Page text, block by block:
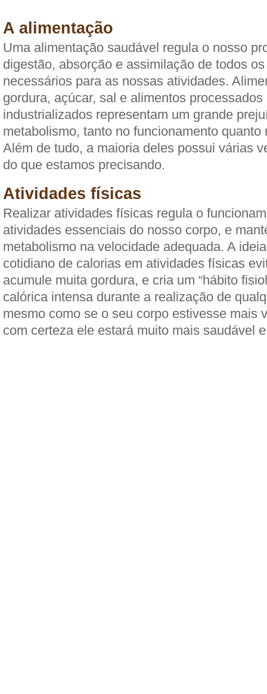
A alimentação
Uma alimentação saudável regula o nosso
digestão, absorção e assimilação de todos
necessários para as nossas atividades.
gordura, açúcar, sal e alimentos processados
industrializados representam um grande
metabolismo, tanto no funcionamento quanto
Além de tudo, a maioria deles possui várias
do que estamos precisando.
Atividades físicas
Realizar atividades físicas regula o
atividades essenciais do nosso corpo, e
metabolismo na velocidade adequada. A
cotidiano de calorias em atividades físicas
acumule muita gordura, e cria um “hábito
calórica intensa durante a realização de
mesmo como se o seu corpo estivesse mais
com certeza ele estará muito mais saudável